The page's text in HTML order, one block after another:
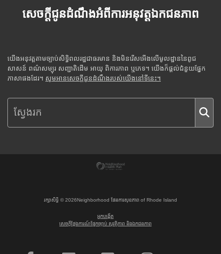
សេចក្តីជូនដំណឹងអំពីការអនុវត្តឯកជនភាព
យើងអនុវត្តតាមច្បាប់សិទ្ធិពលរដ្ឋជាធរមាន និងមិនរើសអើងលើមូលដ្ឋាននៃពូជ
សាសន៍ ពណ៌សម្បុរ សញ្ជាតិដើម អាយុ ពិការភាព ឬភេទ។ យើងក៏ផ្តល់ជំនួយផ្នែក
ភាសាផងដែរ។ សូមអានសេចក្តីជូនដំណឹងរបស់យើងនៅទីនេះ។
រក្សាសិទ្ធិ ©2026Neighborhood ផែនការសុខភាព of Rhode Island
អ្នកបង្កើត
សេចក្តីថ្លែងការណ៍ផ្នែកច្បាប់ សុវត្ថិភាព និងឯកជនភាព